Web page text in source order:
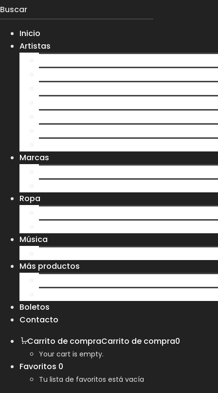
Inicio
Artistas
Marcas
Ropa
Música
Más productos
Boletos
Contacto
Carrito de compraCarrito de compra0
Your cart is empty.
Favoritos 0
Tu lista de favoritos está vacía